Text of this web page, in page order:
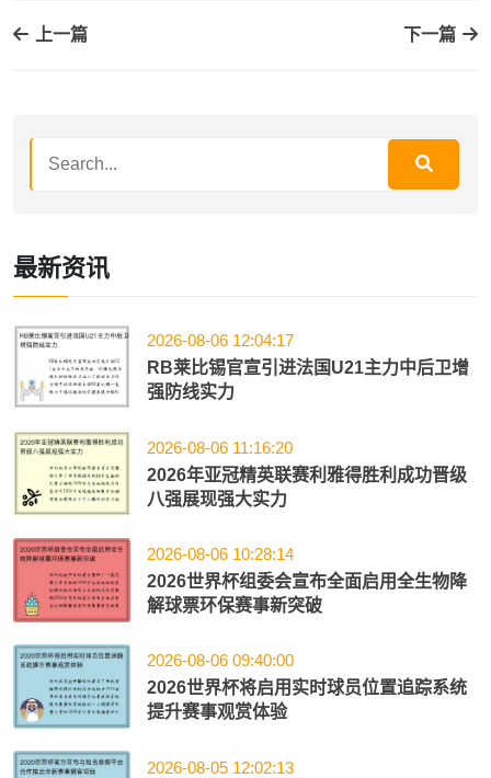
上一篇 下一篇
最新资讯
2026-08-06 12:04:17
RB莱比锡官宣引进法国U21主力中后卫增
强防线实力
2026-08-06 11:16:20
2026年亚冠精英联赛利雅得胜利成功晋级
八强展现强大实力
2026-08-06 10:28:14
2026世界杯组委会宣布全面启用全生物降
解球票环保赛事新突破
2026-08-06 09:40:00
2026世界杯将启用实时球员位置追踪系统
提升赛事观赏体验
2026-08-05 12:02:13